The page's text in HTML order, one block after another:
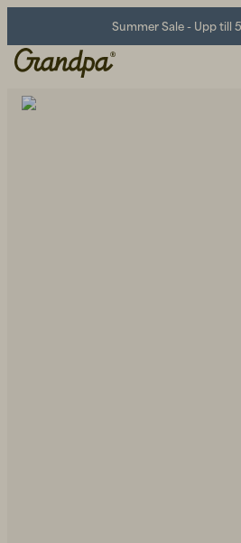
Summer Sale - Upp till